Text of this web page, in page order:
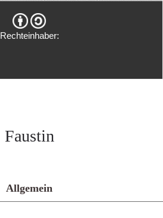
Rechteinhaber:
Faustin
Allgemein